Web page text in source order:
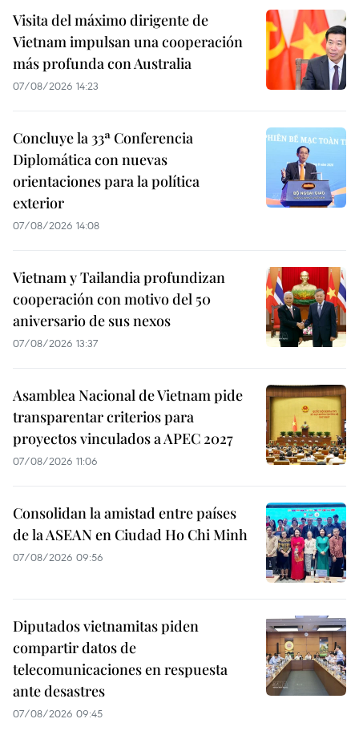
Visita del máximo dirigente de
Vietnam impulsan una cooperación
más profunda con Australia
07/08/2026 14:23
Concluye la 33ª Conferencia
Diplomática con nuevas
orientaciones para la política
exterior
07/08/2026 14:08
Vietnam y Tailandia profundizan
cooperación con motivo del 50
aniversario de sus nexos
07/08/2026 13:37
Asamblea Nacional de Vietnam pide
transparentar criterios para
proyectos vinculados a APEC 2027
07/08/2026 11:06
Consolidan la amistad entre países
de la ASEAN en Ciudad Ho Chi Minh
07/08/2026 09:56
Diputados vietnamitas piden
compartir datos de
telecomunicaciones en respuesta
ante desastres
07/08/2026 09:45